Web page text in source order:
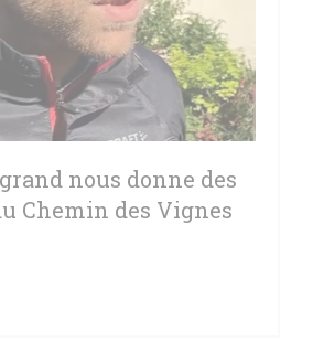
nous donne des
Chemin des Vignes